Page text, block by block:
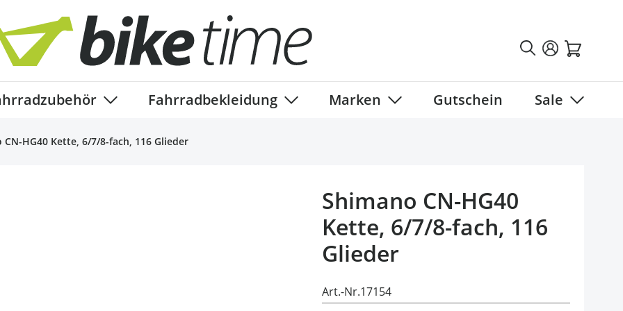
Show submenu for Fahrradzubehör category
Fahrradbekleidung Marken Gutschein Sale
CN-HG40 Kette, 6/7/8-fach, 116 Glieder
Shimano CN-HG40
Kette, 6/7/8-fach, 116
Glieder
Art.-Nr.17154